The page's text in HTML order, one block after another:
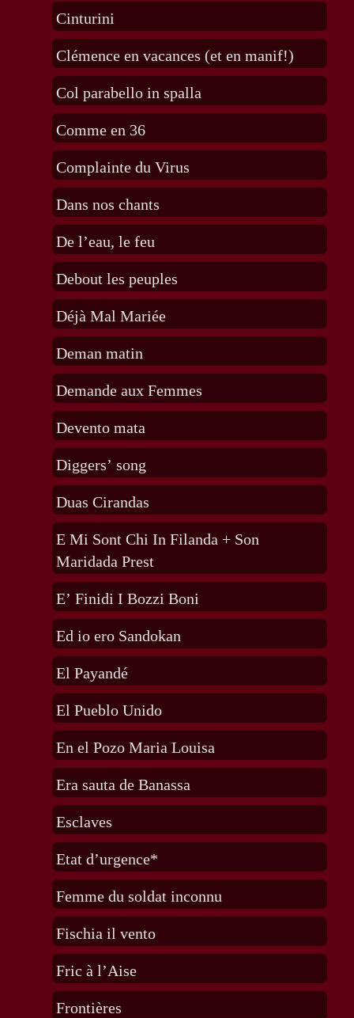
Cinturini
Clémence en vacances (et en manif!)
Col parabello in spalla
Comme en 36
Complainte du Virus
Dans nos chants
De l’eau, le feu
Debout les peuples
Déjà Mal Mariée
Deman matin
Demande aux Femmes
Devento mata
Diggers’ song
Duas Cirandas
E Mi Sont Chi In Filanda + Son
Maridada Prest
E’ Finidi I Bozzi Boni
Ed io ero Sandokan
El Payandé
El Pueblo Unido
En el Pozo Maria Louisa
Era sauta de Banassa
Esclaves
Etat d’urgence*
Femme du soldat inconnu
Fischia il vento
Fric à l’Aise
Frontières